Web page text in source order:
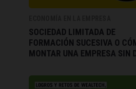
SOCIEDAD LIMITADA DE
FORMACIÓN SUCESIVA O
MONTAR UNA EMPRESA SIN